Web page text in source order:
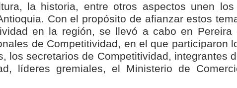
de Pereira continúa renovando espacios comunitarios que
transforma la vida de 68 estudiantes rurales en Filadelfia gracias
la historia, entre otros aspectos unen
Con el propósito de afianzar estos
en la región, se llevó a cabo en Pereira
de Competitividad, en el que participaron
los secretarios de Competitividad, integrantes
líderes gremiales, el Ministerio de